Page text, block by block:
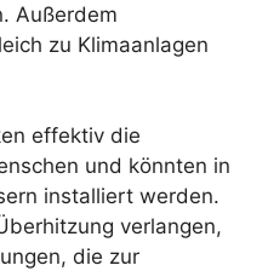
Außerdem
zu Klimaanlagen
effektiv die
und könnten in
installiert werden.
verlangen,
die zur